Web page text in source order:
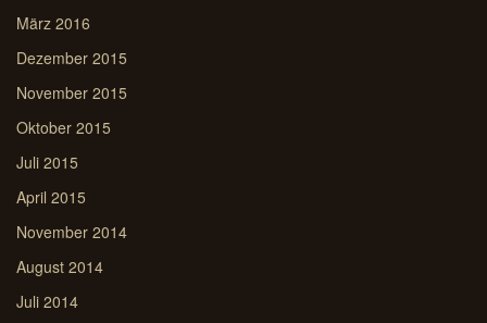
März 2016
Dezember 2015
November 2015
Oktober 2015
Juli 2015
April 2015
November 2014
August 2014
Juli 2014